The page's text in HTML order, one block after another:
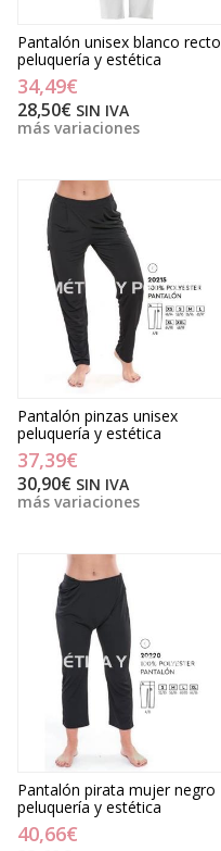
Pantalón unisex blanco recto
peluquería y estética
34,49€
28,50€ SIN IVA
más variaciones
Pantalón pinzas unisex
peluquería y estética
37,39€
30,90€ SIN IVA
más variaciones
Pantalón pirata mujer negro
peluquería y estética
40,66€